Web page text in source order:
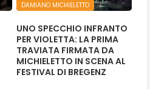
DAMIANO MICHIELETTO
UNO SPECCHIO INFRANTO
PER VIOLETTA: LA PRIMA
TRAVIATA FIRMATA DA
MICHIELETTO IN SCENA AL
FESTIVAL DI BREGENZ